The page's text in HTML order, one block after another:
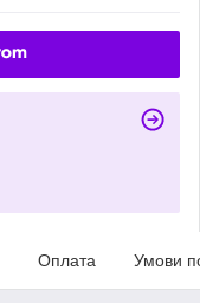
Оплата Умови